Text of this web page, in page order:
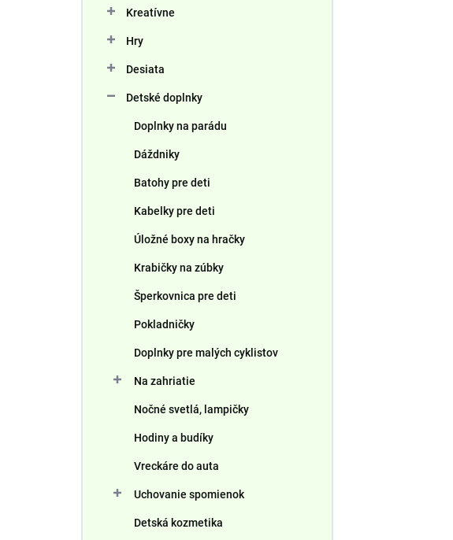
Kreatívne
Hry
Desiata
Detské doplnky
Doplnky na parádu
Dáždniky
Batohy pre deti
Kabelky pre deti
Úložné boxy na hračky
Krabičky na zúbky
Šperkovnica pre deti
Pokladničky
Doplnky pre malých cyklistov
Na zahriatie
Nočné svetlá, lampičky
Hodiny a budíky
Vreckáre do auta
Uchovanie spomienok
Detská kozmetika